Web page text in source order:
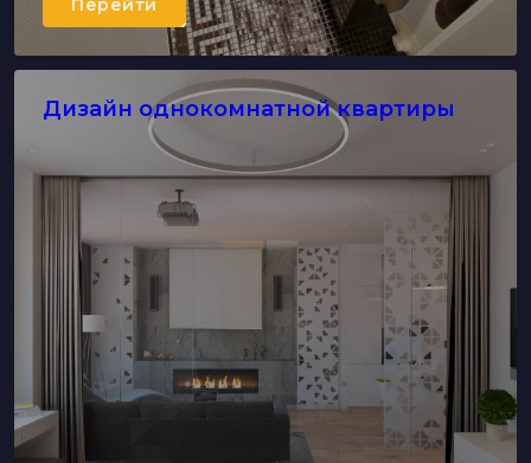
Перейти
Дизайн однокомнатной квартиры